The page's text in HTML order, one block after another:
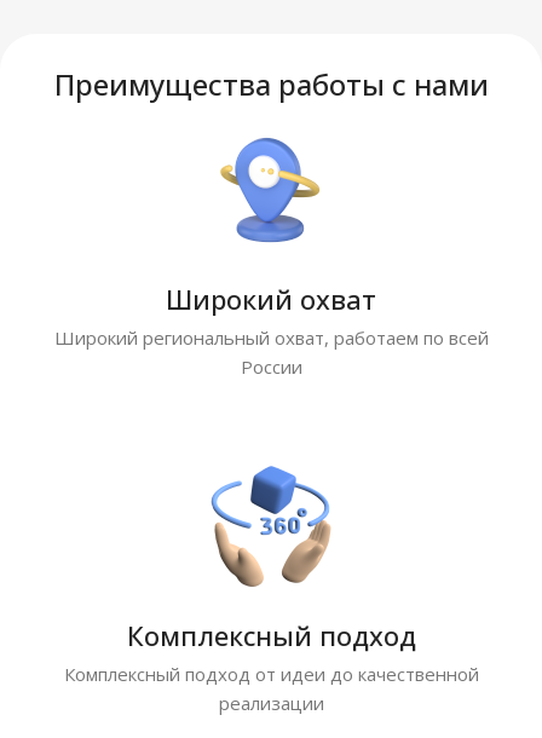
Преимущества работы с нами
Широкий охват
Широкий региональный охват, работаем по всей
России
Комплексный подход
Комплексный подход от идеи до качественной
реализации